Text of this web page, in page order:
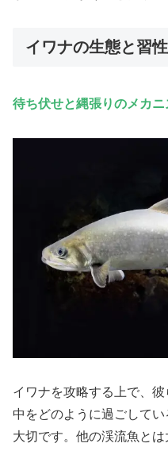
イワナの生態と習性
待ち伏せと縄張りのメカニ
イワナを攻略する上で、
中をどのように過ごして
大切です。他の渓流魚と